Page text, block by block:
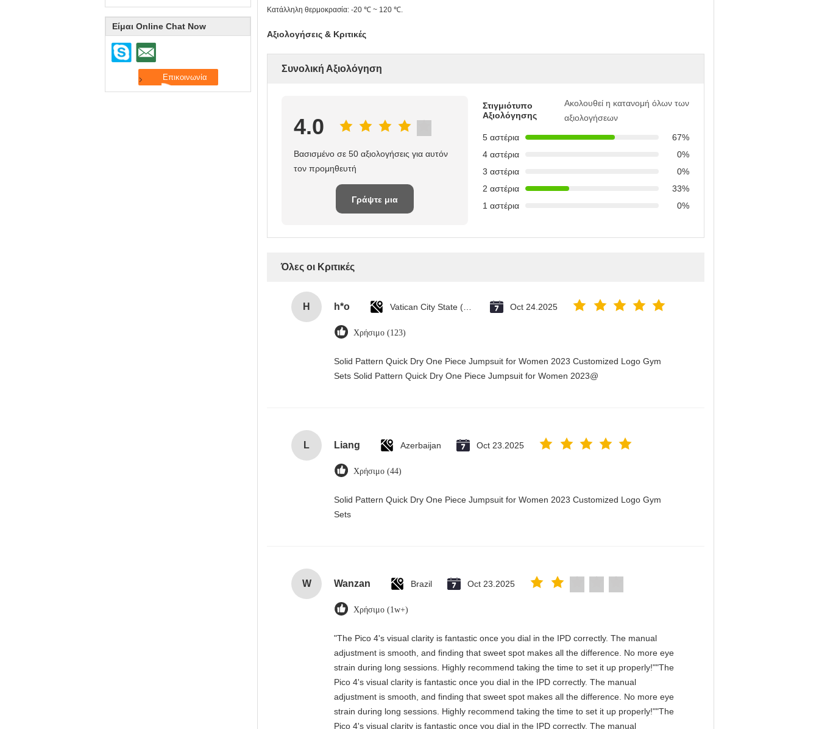
Είμαι Online Chat Now
Κατάλληλη θερμοκρασία: -20 ℃ ~ 120 ℃.
Αξιολογήσεις & Κριτικές
Συνολική Αξιολόγηση
4.0
Βασισμένο σε 50 αξιολογήσεις για αυτόν
τον προμηθευτή
Γράψτε μια
Στιγμιότυπο
Αξιολόγησης
Ακολουθεί η κατανομή όλων των
αξιολογήσεων
5 αστέρια
67%
4 αστέρια
0%
3 αστέρια
0%
2 αστέρια
33%
1 αστέρια
0%
Όλες οι Κριτικές
H h*o Oct 24.2025
Χρήσιμο (123)
Solid Pattern Quick Dry One Piece Jumpsuit for Women 2023 Customized Logo Gym
Sets Solid Pattern Quick Dry One Piece Jumpsuit for Women 2023@
L Liang Azerbaijan Oct 23.2025
Χρήσιμο (44)
Solid Pattern Quick Dry One Piece Jumpsuit for Women 2023 Customized Logo Gym
Sets
W Wanzan Brazil Oct 23.2025
Χρήσιμο (1w+)
"The Pico 4's visual clarity is fantastic once you dial in the IPD correctly. The manual
adjustment is smooth, and finding that sweet spot makes all the difference. No more eye
strain during long sessions. Highly recommend taking the time to set it up properly!""The
Pico 4's visual clarity is fantastic once you dial in the IPD correctly. The manual
adjustment is smooth, and finding that sweet spot makes all the difference. No more eye
strain during long sessions. Highly recommend taking the time to set it up properly!""The
Pico 4's visual clarity is fantastic once you dial in the IPD correctly. The manual